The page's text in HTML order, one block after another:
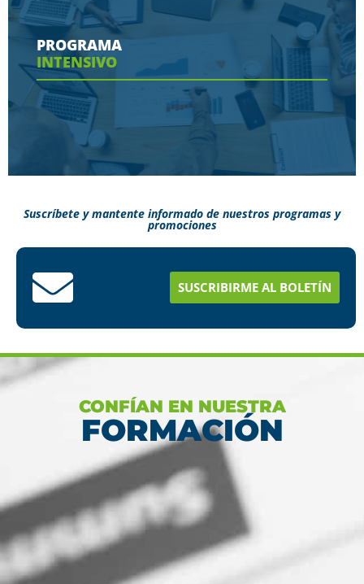
Conoce aquí las herramientas con las que
contaras en tu programa
Ver más
PROGRAMA
INTENSIVO
estudios en menos tiempo
Suscríbete y mantente informado de nuestros programas y
promociones
SUSCRIBIRME AL BOLETÍN
CONFÍAN EN NUESTRA
FORMACIÓN